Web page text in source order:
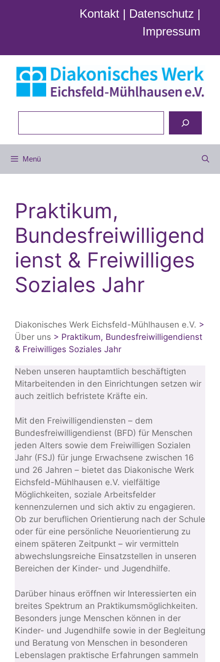
Kontakt | Datenschutz |
Impressum
Menü
Praktikum,
Bundesfreiwilligend
ienst & Freiwilliges
Soziales Jahr
Diakonisches Werk Eichsfeld-Mühlhausen e.V. >
Über uns > Praktikum, Bundesfreiwilligendienst
& Freiwilliges Soziales Jahr
Neben unseren hauptamtlich beschäftigten
Mitarbeitenden in den Einrichtungen setzen wir
auch zeitlich befristete Kräfte ein.
Mit den Freiwilligendiensten – dem
Bundesfreiwilligendienst (BFD) für Menschen
jeden Alters sowie dem Freiwilligen Sozialen
Jahr (FSJ) für junge Erwachsene zwischen 16
und 26 Jahren – bietet das Diakonische Werk
Eichsfeld-Mühlhausen e.V. vielfältige
Möglichkeiten, soziale Arbeitsfelder
kennenzulernen und sich aktiv zu engagieren.
Ob zur beruflichen Orientierung nach der Schule
oder für eine persönliche Neuorientierung zu
einem späteren Zeitpunkt – wir vermitteln
abwechslungsreiche Einsatzstellen in unseren
Bereichen der Kinder- und Jugendhilfe.
Darüber hinaus eröffnen wir Interessierten ein
breites Spektrum an Praktikumsmöglichkeiten.
Besonders junge Menschen können in der
Kinder- und Jugendhilfe sowie in der Begleitung
und Beratung von Menschen in besonderen
Lebenslagen praktische Erfahrungen sammeln